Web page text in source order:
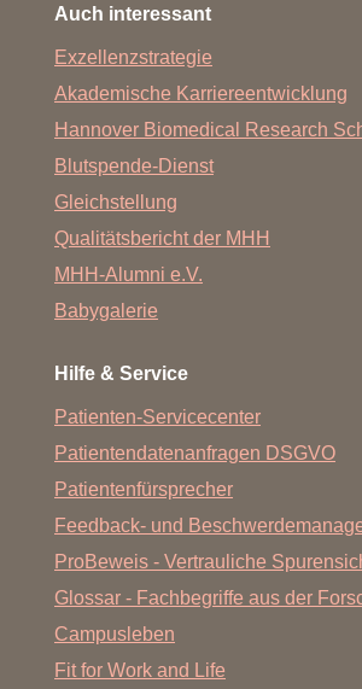
Auch interessant
Exzellenzstrategie
Akademische Karriereentwicklung
Hannover Biomedical Research
Blutspende-Dienst
Gleichstellung
Qualitätsbericht der MHH
MHH-Alumni e.V.
Babygalerie
Hilfe & Service
Patienten-Servicecenter
Patientendatenanfragen DSGVO
Patientenfürsprecher
Feedback- und
ProBeweis - Vertrauliche
Glossar - Fachbegriffe aus der
Campusleben
Fit for Work and Life